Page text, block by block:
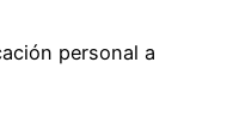
personal a